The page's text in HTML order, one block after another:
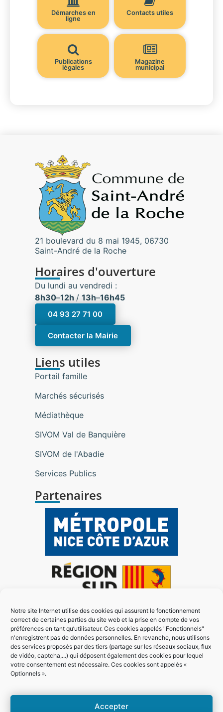
Notre site Internet utilise des cookies qui assurent le fonctionnement
correct de certaines parties du site web et la prise en compte de vos
préférences en tant qu’utilisateur. Ces cookies appelés "Fonctionnels"
n'enregistrent pas de données personnelles. En revanche, nous utilisons
des services proposés par des tiers (partage sur les réseaux sociaux, flux
de vidéo, captcha,...) qui déposent également des cookies pour lequel
votre consentement est nécessaire. Ces cookies sont appelés «
Optionnels ».
Accepter
Démarches en
ligne
Contacts utiles
Publications
légales
Magazine
municipal
21 boulevard du 8 mai 1945, 06730
Saint-André de la Roche
Horaires d'ouverture
Du lundi au vendredi :
8h30–12h / 13h–16h45
04 93 27 71 00
Contacter la Mairie
Liens utiles
Portail famille
Marchés sécurisés
Médiathèque
SIVOM Val de Banquière
SIVOM de l'Abadie
Services Publics
Partenaires